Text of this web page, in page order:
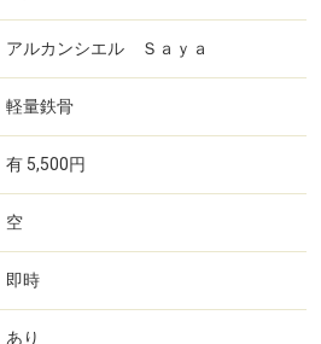
アルカンシエル Ｓａｙａ
軽量鉄骨
有 5,500円
空
即時
あり